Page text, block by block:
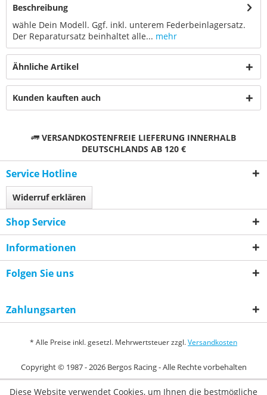
Beschreibung
wähle Dein Modell. Ggf. inkl. unterem Federbeinlagersatz.
Der Reparatursatz beinhaltet alle... mehr
Ähnliche Artikel
Kunden kauften auch
VERSANDKOSTENFREIE LIEFERUNG INNERHALB
DEUTSCHLANDS AB 120 €
Service Hotline
Widerruf erklären
Shop Service
Informationen
Folgen Sie uns
Zahlungsarten
* Alle Preise inkl. gesetzl. Mehrwertsteuer zzgl.Versandkosten
Copyright © 1987 - 2026 Bergos Racing - Alle Rechte vorbehalten
Diese Website verwendet Cookies, um Ihnen die bestmögliche